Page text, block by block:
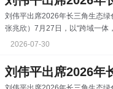
刘伟平出席2026年长三角生态绿色一体
张兆欣）7月27日，以“跨域一体
展示范区开发者大会在示范区
发者联盟新一届轮值执行长单
大会并与上海市委常委、副市
2026-07-30